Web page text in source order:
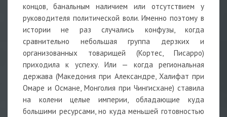
концов, банальным наличием или отсутствием у
руководителя политической воли. Именно поэтому в
истории не раз случались конфузы, когда
сравнительно небольшая группа дерзких и
организованных товарищей (Кортес, Писарро)
приходила к успеху. Или — когда региональная
держава (Македония при Александре, Халифат при
Омаре и Османе, Монголия при Чингисхане) ставила
на колени целые империи, обладающие куда
большими ресурсами, но куда меньшей готовностью